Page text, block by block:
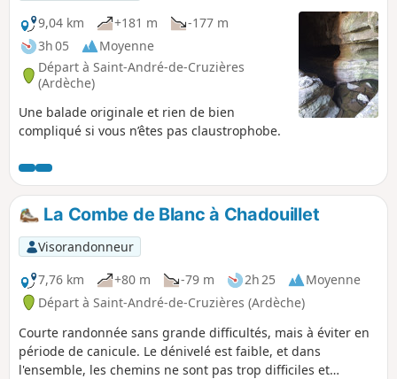
9,04 km
+181 m
-177 m
3h 05
Moyenne
Départ à Saint-André-de-Cruzières
(Ardèche)
Une balade originale et rien de bien
compliqué si vous n’êtes pas claustrophobe.
La Combe de Blanc à Chadouillet
Visorandonneur
7,76 km
+80 m -79 m 2h 25
Moyenne
Départ à Saint-André-de-Cruzières (Ardèche)
Courte randonnée sans grande difficultés, mais à éviter en
période de canicule. Le dénivelé est faible, et dans
l'ensemble, les chemins ne sont pas trop difficiles et